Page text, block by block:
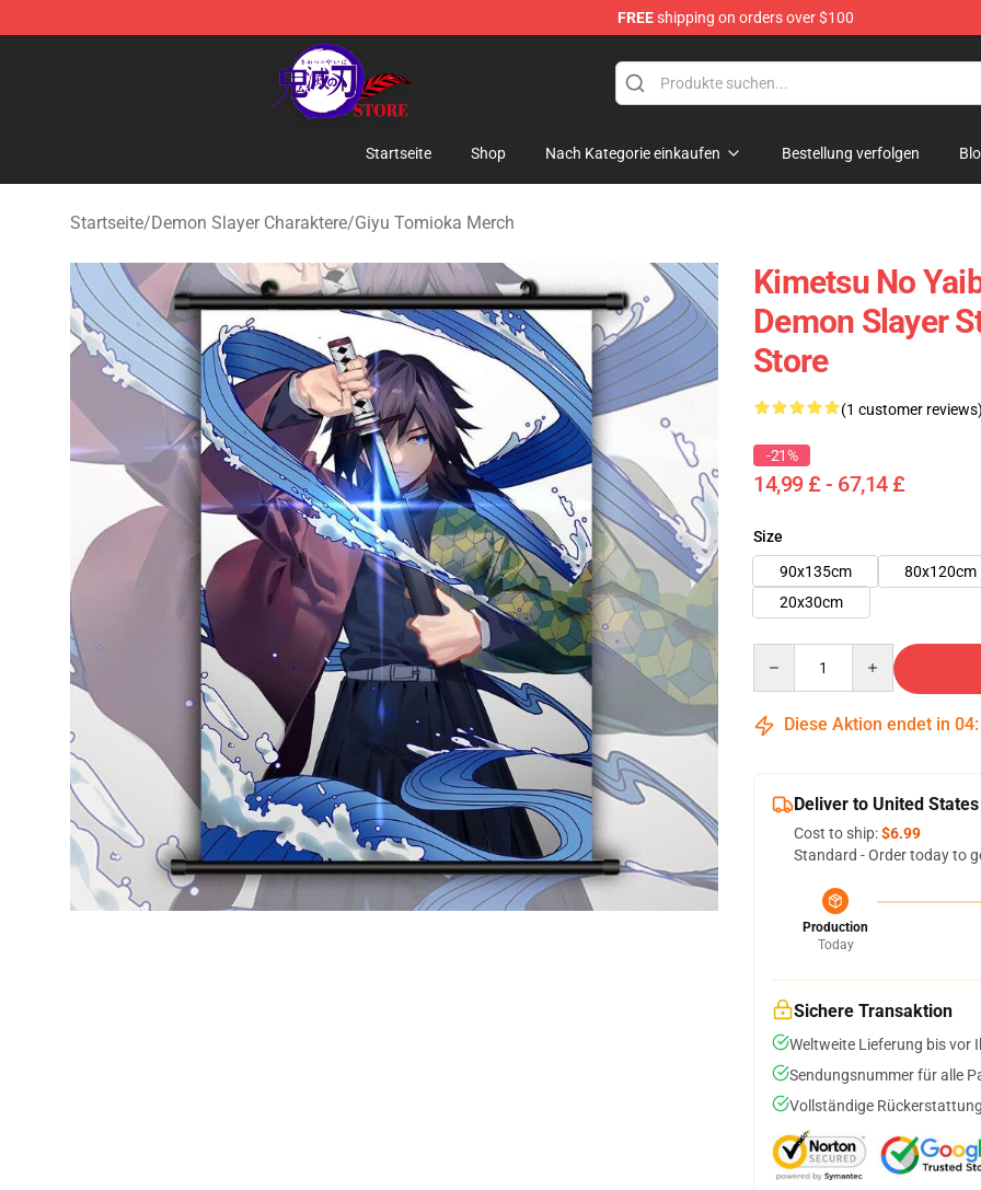
FREEshipping on orders over $100
Kimetsu no Yaiba Store - Official Kimetsu no Yaiba Merchandise Shop
Startseite Shop Nach Kategorie einkaufen Bestellung verfolgen
Startseite/Demon Slayer Charaktere/Giyu Tomioka Merch
Kimetsu No
Demon Slayer
Store
(1 customer reviews)
-21%
14,99 £ - 67,14 £
Size
90x135cm
80x120cm
20x30cm
Diese Aktion endet in 04:
Deliver to United States
Cost to ship:$6.99
Standard - Order today to
Production
Today
Sichere Transaktion
Weltweite Lieferung bis vor
Sendungsnummer für alle
Vollständige